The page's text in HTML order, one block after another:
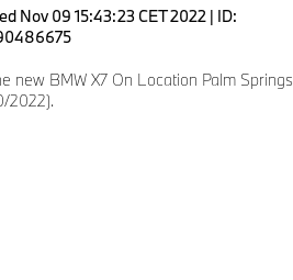
Nov 09 15:43:23 CET 2022 | ID:
new BMW X7 On Location Palm Springs
2022).